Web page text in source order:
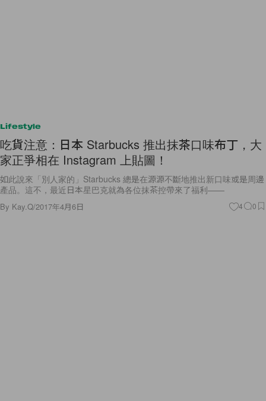
Lifestyle
吃貨注意：日本 Starbucks 推出抹茶口味布丁，大
家正爭相在 Instagram 上貼圖！
如此說來「別人家的」Starbucks 總是在源源不斷地推出新口味或是周邊
產品。這不，最近日本星巴克就為各位抹茶控帶來了福利——
By Kay.Q/2017年4月6日 4 0